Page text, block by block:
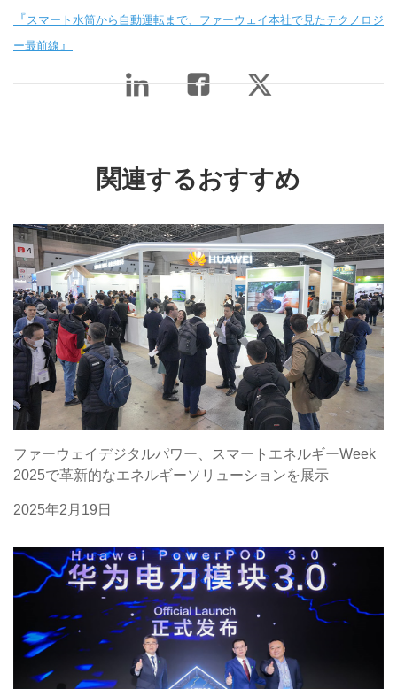
『スマート水筒から自動運転まで、ファーウェイ本社で見たテクノロジ
ー最前線 』
関連するおすすめ
ファーウェイデジタルパワー、スマートエネルギーWeek
2025で革新的なエネルギーソリューションを展示
2025年2月19日